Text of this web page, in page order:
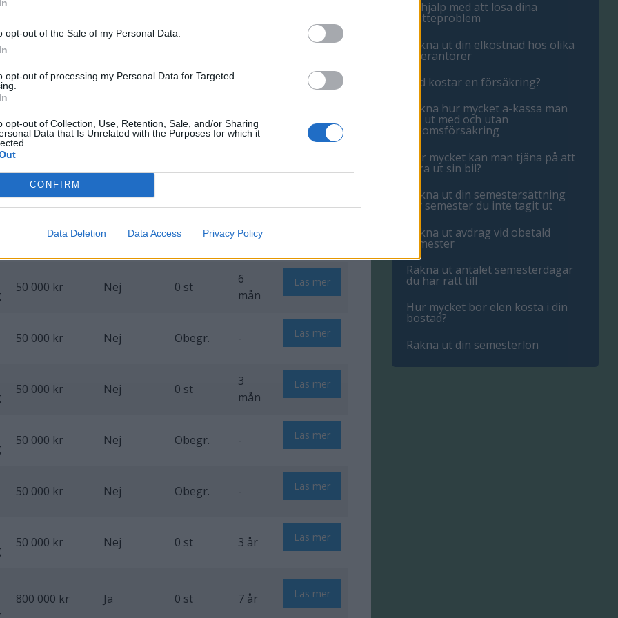
opt-out of the Sale of my Personal Data.
opt-out of processing my Personal Data for Targeted
opt-out of Collection, Use, Retention, Sale, and/or Sharing
Data that Is Unrelated with the Purposes for which it
CONFIRM
Data Deletion Data Access Privacy Policy
50 000 kr Nej 0 st Läs mer
50 000 kr Nej 0 st Läs mer
500 000 kr Nej 0 st
6
Läs mer
50 000 kr
3
50 000 kr Nej 0 st 1 år
50 000 kr Nej 0 st
6
mån
Läs mer
50 000 kr Nej Obegr. - Läs mer
50 000 kr Nej 0 st
3
mån
Läs mer
50 000 kr Nej Obegr. - Läs mer
50 000 kr Nej Obegr. - Läs mer
50 000 kr Nej 0 st 3 år Läs mer
800 000 kr Ja 0 st 7 år Läs mer
Få hjälp med att lösa dina
matteproblem
Räkna ut din elkostnad hos olika
leverantörer
Vad kostar en försäkring?
Räkna hur mycket a-kassa man
får ut med och utan
inkomsförsäkring
Hur mycket kan man tjäna på att
hyra ut sin bil?
Räkna ut din semestersättning
för semester du inte tagit ut
Räkna ut avdrag vid obetald
semester
Räkna ut antalet semesterdagar
du har rätt till
Hur mycket bör elen kosta i din
bostad?
Räkna ut din semesterlön